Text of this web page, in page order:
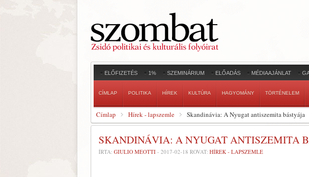
ELŐFIZETÉS 1% SZEMINÁRIUM ELŐADÁS MÉDIAAJÁNLAT
CÍMLAP POLITIKA HÍREK KULTÚRA HAGYOMÁNY TÖRTÉNELEM
Címlap Hírek - lapszemle Skandinávia: A Nyugat antiszemita bástyája
SKANDINÁVIA: A NYUGAT ANTISZEMITA
ÍRTA: GIULIO MEOTTI - 2017-02-18 ROVAT: HÍREK - LAPSZEMLE